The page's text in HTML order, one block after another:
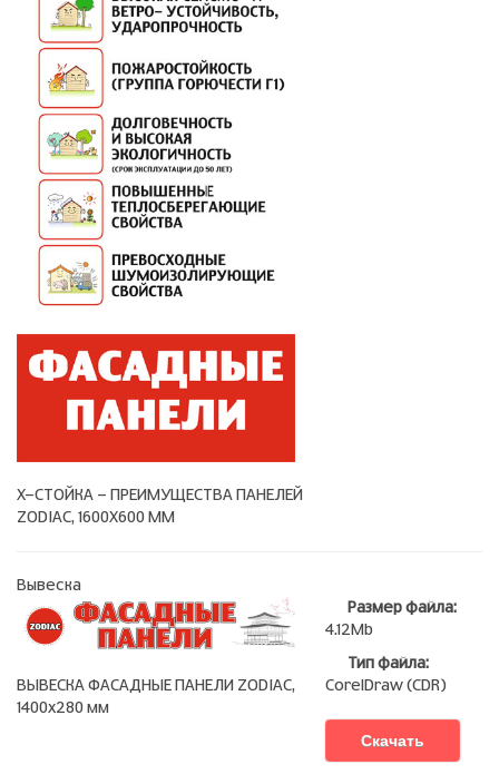
Х-СТОЙКА - ПРЕИМУЩЕСТВА ПАНЕЛЕЙ
ZODIAC, 1600Х600 ММ
Вывеска
ВЫВЕСКА ФАСАДНЫЕ ПАНЕЛИ ZODIAC,
1400х280 мм
Размер файла:
4.12Mb
Тип файла:
CorelDraw (CDR)
Скачать